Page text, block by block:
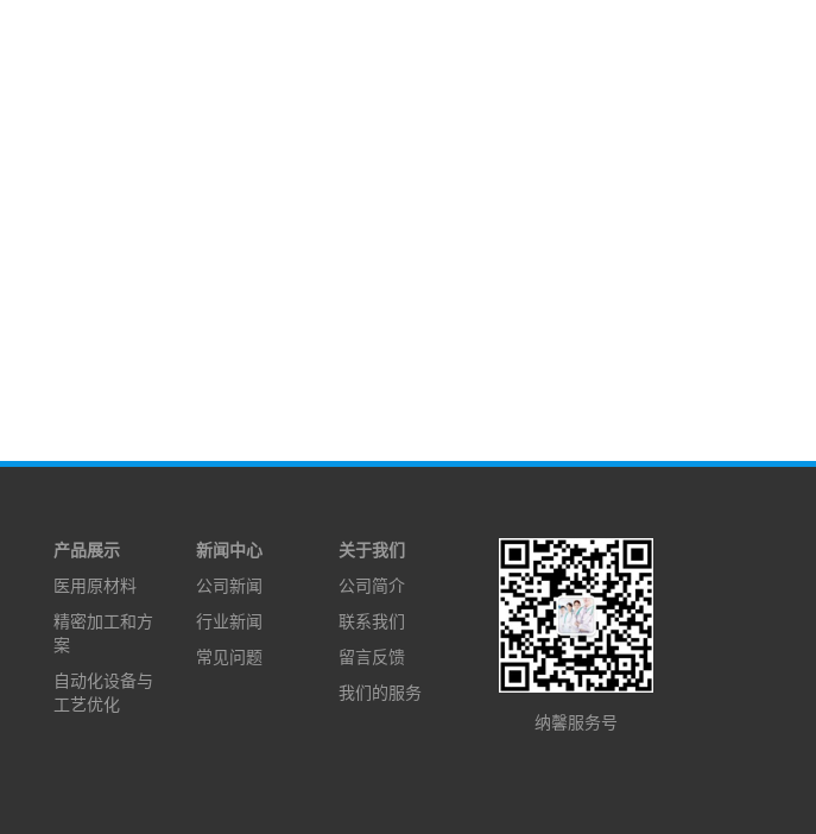
产品展示
医用原材料
精密加工和方
案
自动化设备与
工艺优化
新闻中心
公司新闻
行业新闻
常见问题
关于我们
公司简介
联系我们
留言反馈
我们的服务
纳馨服务号